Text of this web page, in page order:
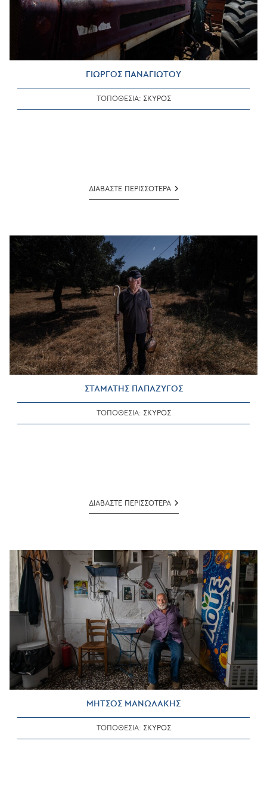
ΓΙΩΡΓΟΣ ΠΑΝΑΓΙΩΤΟΥ
ΤΟΠΟΘΕΣΙΑ: ΣΚΥΡΟΣ
ΔΙΑΒΑΣΤΕ ΠΕΡΙΣΣΟΤΕΡΑΓΙΩΡΓΟΣ
ΠΑΝΑΓΙΩΤΟΥ
ΣΤΑΜΑΤΗΣ ΠΑΠΑΖΥΓΟΣ
ΤΟΠΟΘΕΣΙΑ: ΣΚΥΡΟΣ
ΔΙΑΒΑΣΤΕ ΠΕΡΙΣΣΟΤΕΡΑΣΤΑΜΑΤΗΣ
ΠΑΠΑΖΥΓΟΣ
ΜΗΤΣΟΣ ΜΑΝΩΛΑΚΗΣ
ΤΟΠΟΘΕΣΙΑ: ΣΚΥΡΟΣ